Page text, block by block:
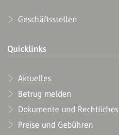
Geschäftsstellen
Quicklinks
Aktuelles
Betrug melden
Dokumente und Rechtliches
Preise und Gebühren